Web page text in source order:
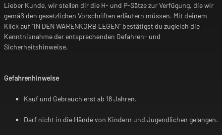
Lieber Kunde, wir stellen dir die H- und P-Sätze zur Verfügung, die wir
gemäß den gesetzlichen Vorschriften erläutern müssen. Mit deinem
Klick auf “IN DEN WARENKORB LEGEN” bestätigst du zugleich die
Kenntnisnahme der entsprechenden Gefahren- und
Sicherheitshinweise.
Gefahrenhinweise
Kauf und Gebrauch erst ab 18 Jahren.
Darf nicht in die Hände von Kindern und Jugendlichen gelangen.